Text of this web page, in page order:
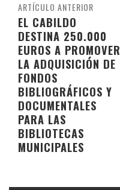
ARTÍCULO ANTERIOR
EL CABILDO
DESTINA 250.000
EUROS A PROMOVER
LA ADQUISICIÓN DE
FONDOS
BIBLIOGRÁFICOS Y
DOCUMENTALES
PARA LAS
BIBLIOTECAS
MUNICIPALES